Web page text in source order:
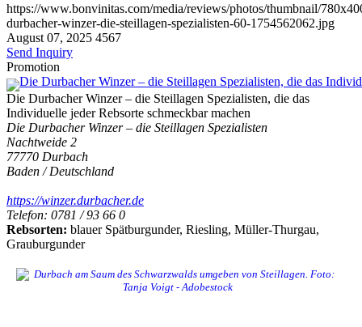
https://www.bonvinitas.com/media/reviews/photos/thumbnail/
durbacher-winzer-die-steillagen-spezialisten-60-1754562062.jpg
August 07, 2025 4567
Send Inquiry
Promotion
Die Durbacher Winzer – die Steillagen Spezialisten, die das
Individuelle jeder Rebsorte schmeckbar machen
Die Durbacher Winzer – die Steillagen Spezialisten
Nachtweide 2
77770 Durbach
Baden / Deutschland
https://winzer.durbacher.de
Telefon: 0781 / 93 66 0
Rebsorten: blauer Spätburgunder, Riesling, Müller-Thurgau,
Grauburgunder